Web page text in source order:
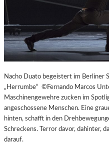
Nacho Duato begeistert im Berliner
„Herrumbe“ ©Fernando Marcos
Maschinengewehre zucken im
angeschossene Menschen. Eine
hinten, schafft in den
Schreckens. Terror davor, dahinter,
darauf.